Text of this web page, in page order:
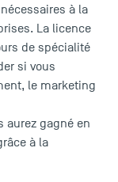
à la
La licence
de spécialité
si vous
le marketing
aurez gagné en
à la